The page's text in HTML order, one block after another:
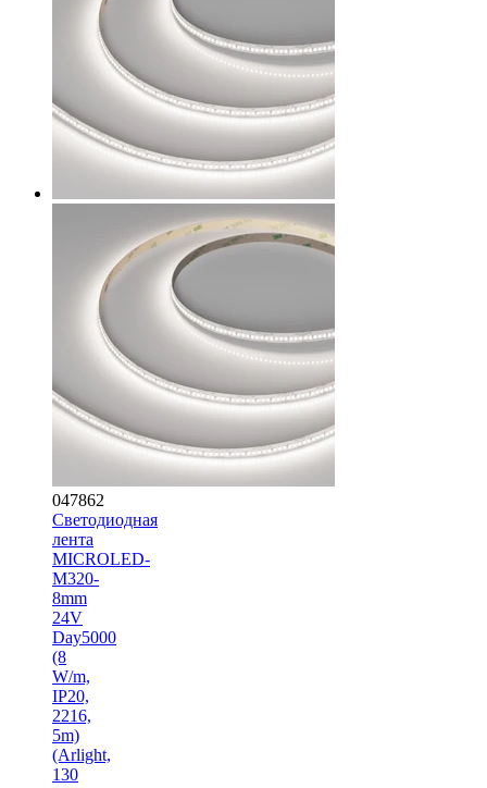
047862
Светодиодная
лента
MICROLED-
M320-
8mm
24V
Day5000
(8
W/m,
IP20,
2216,
5m)
(Arlight,
130